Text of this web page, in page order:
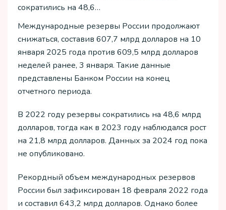
сократились на 48,6…
Международные резервы России продолжают
снижаться, составив 607,7 млрд долларов на 10
января 2025 года против 609,5 млрд долларов
неделей ранее, 3 января. Такие данные
представлены Банком России на конец
отчетного периода.
В 2022 году резервы сократились на 48,6 млрд
долларов, тогда как в 2023 году наблюдался рост
на 21,8 млрд долларов. Данных за 2024 год пока
не опубликовано.
Рекордный объем международных резервов
России был зафиксирован 18 февраля 2022 года
и составил 643,2 млрд долларов. Однако более